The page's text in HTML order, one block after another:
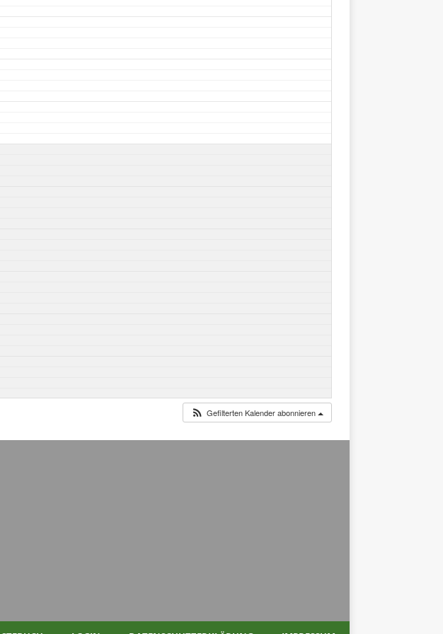
Gefilterten Kalender abonnieren